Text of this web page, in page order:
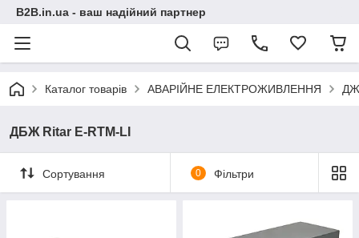
B2B.in.ua - ваш надійний партнер
Каталог товарів АВАРІЙНЕ ЕЛЕКТРОЖИВЛЕННЯ
ДБЖ Ritar E-RTM-LI
Сортування 0 Фільтри